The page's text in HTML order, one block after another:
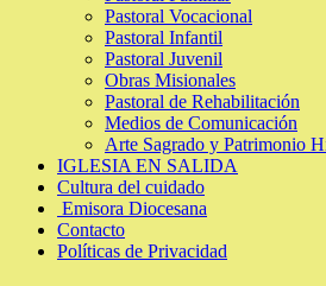
Pastoral Vocacional
Pastoral Infantil
Pastoral Juvenil
Obras Misionales
Pastoral de Rehabilitación
Medios de Comunicación
Arte Sagrado y Patrimonio
IGLESIA EN SALIDA
Cultura del cuidado
Emisora Diocesana
Contacto
Políticas de Privacidad